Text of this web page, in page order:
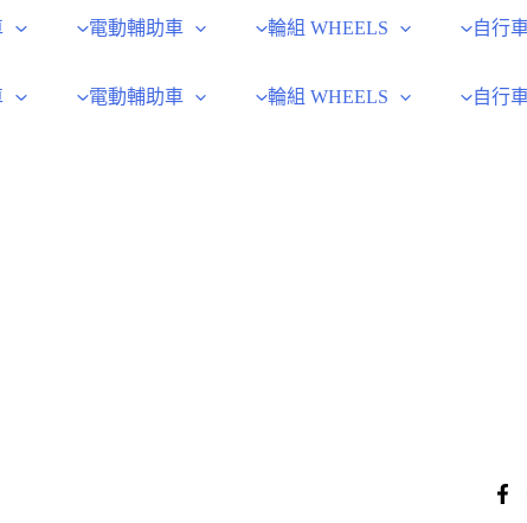
電動輔助車 輪組 WHEELS 自行
電動輔助車 輪組 WHEELS 自行